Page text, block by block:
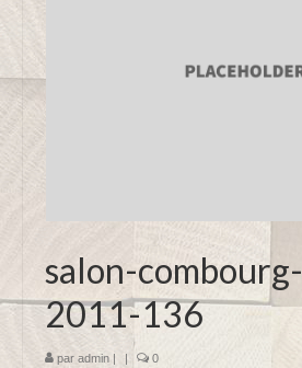
salon-combourg-
2011-136
par admin | | 0